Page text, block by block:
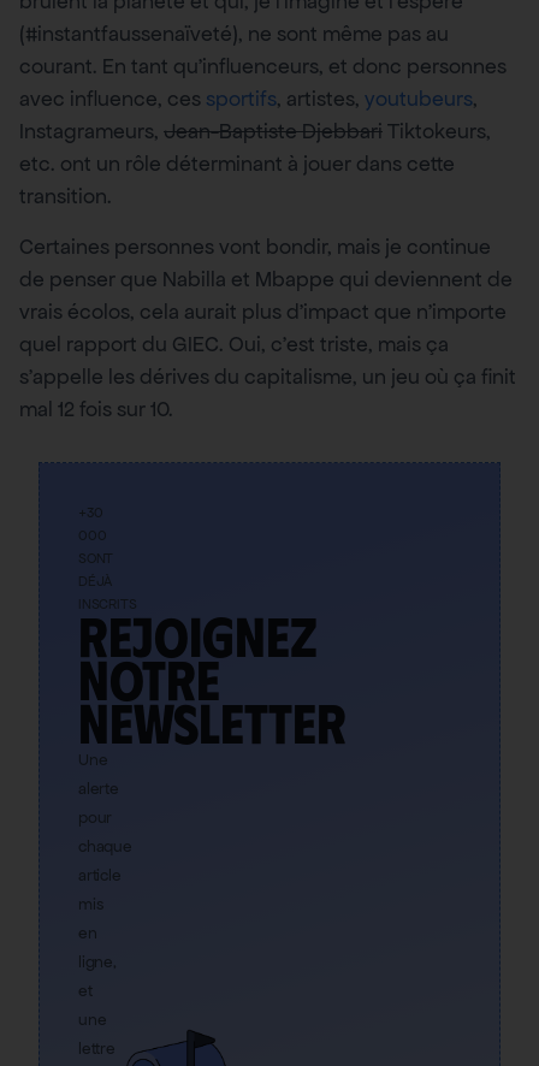
(#instantfaussenaïveté), ne sont même pas au
courant. En tant qu’influenceurs, et donc personnes
avec influence, ces sportifs, artistes, youtubeurs,
Instagrameurs, Jean-Baptiste DjebbariTiktokeurs,
etc. ont un rôle déterminant à jouer dans cette
transition.
Certaines personnes vont bondir, mais je continue
de penser que Nabilla et Mbappe qui deviennent de
vrais écolos, cela aurait plus d’impact que n’importe
quel rapport du GIEC. Oui, c’est triste, mais ça
s’appelle les dérives du capitalisme, un jeu où ça finit
mal 12 fois sur 10.
+30
000
SONT
DÉJÀ
INSCRITS
Rejoignez
notre
newsletter
Une
alerte
pour
chaque
article
mis
en
ligne,
et
une
lettre